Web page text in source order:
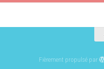
Fièrement propulsé par